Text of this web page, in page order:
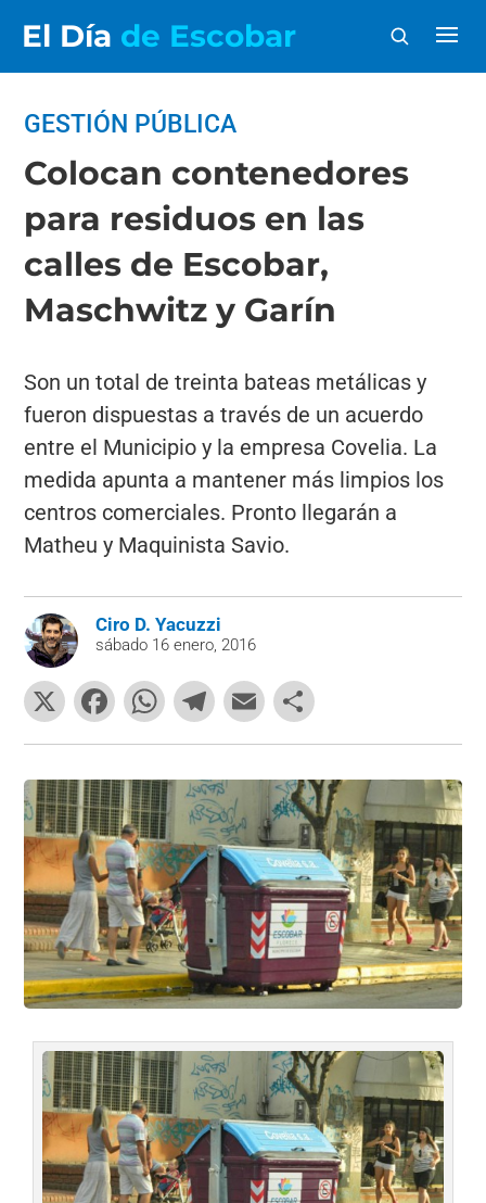
El Día de Escobar
GESTIÓN PÚBLICA
Colocan contenedores
para residuos en las
calles de Escobar,
Maschwitz y Garín
Son un total de treinta bateas metálicas y
fueron dispuestas a través de un acuerdo
entre el Municipio y la empresa Covelia. La
medida apunta a mantener más limpios los
centros comerciales. Pronto llegarán a
Matheu y Maquinista Savio.
Ciro D. Yacuzzi
sábado 16 enero, 2016
X
F
a
c
e
b
o
o
k
W
h
at
s
A
p
p
T
el
e
gr
a
m
E
m
ai
l
o
m
p
ar
tir